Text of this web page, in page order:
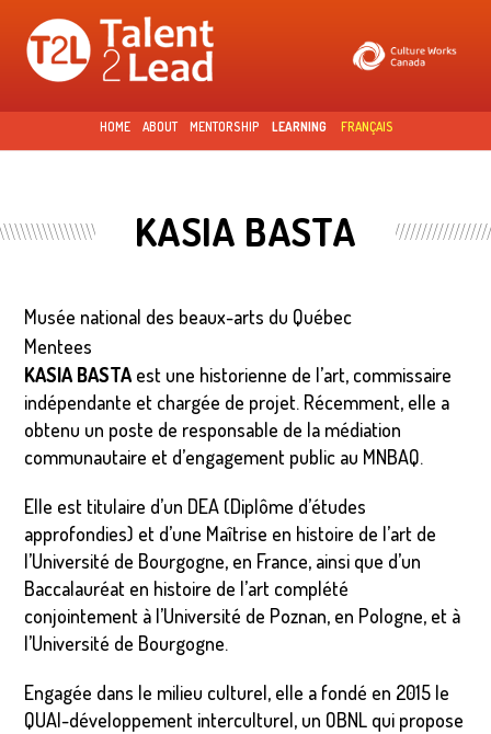
Skip to
main
content
HOME ABOUT MENTORSHIP LEARNING FRANÇAIS
KASIA BASTA
Musée national des beaux-arts du Québec
Mentees
KASIA BASTA est une historienne de l’art, commissaire
indépendante et chargée de projet. Récemment, elle a
obtenu un poste de responsable de la médiation
communautaire et d’engagement public au MNBAQ.
Elle est titulaire d’un DEA (Diplôme d’études
approfondies) et d’une Maîtrise en histoire de l’art de
l’Université de Bourgogne, en France, ainsi que d’un
Baccalauréat en histoire de l’art complété
conjointement à l’Université de Poznan, en Pologne, et à
l’Université de Bourgogne.
Engagée dans le milieu culturel, elle a fondé en 2015 le
QUAI-développement interculturel, un OBNL qui propose